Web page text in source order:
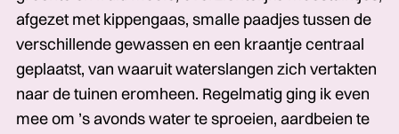
afgezet met kippengaas, smalle paadjes tussen de
verschillende gewassen en een kraantje centraal
geplaatst, van waaruit waterslangen zich vertakten
naar de tuinen eromheen. Regelmatig ging ik even
mee om ’s avonds water te sproeien, aardbeien te